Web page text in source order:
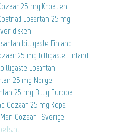
25 mg Kroatien
Losartan 25 mg
disken
billigaste Finland
25 mg billigaste Finland
Losartan
25 mg Norge
25 mg Billig Europa
Cozaar 25 mg Köpa
Cozaar I Sverige